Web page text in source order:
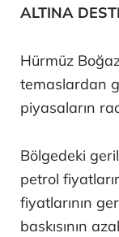
ALTINA
Hürmüz
temaslardan
piyasaların
Bölgedeki
petrol
fiyatlarının
baskısının